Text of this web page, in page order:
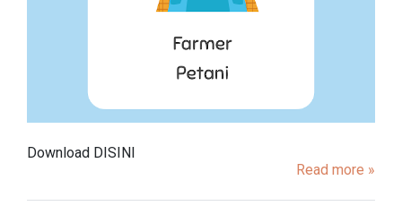
Download DISINI
Read more »